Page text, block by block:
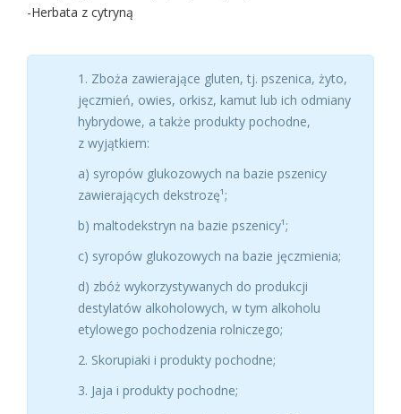
-Herbata z cytryną
1. Zboża zawierające gluten, tj. pszenica, żyto,
jęczmień, owies, orkisz, kamut lub ich odmiany
hybrydowe, a także produkty pochodne,
z wyjątkiem:
a) syropów glukozowych na bazie pszenicy
zawierających dekstrozę¹;
b) maltodekstryn na bazie pszenicy¹;
c) syropów glukozowych na bazie jęczmienia;
d) zbóż wykorzystywanych do produkcji
destylatów alkoholowych, w tym alkoholu
etylowego pochodzenia rolniczego;
2. Skorupiaki i produkty pochodne;
3. Jaja i produkty pochodne;